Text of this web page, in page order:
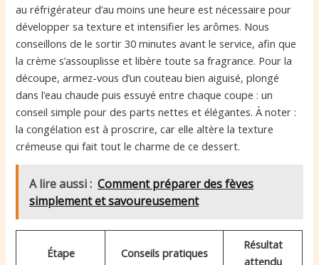
au réfrigérateur d’au moins une heure est nécessaire pour
développer sa texture et intensifier les arômes. Nous
conseillons de le sortir 30 minutes avant le service, afin que
la crème s’assouplisse et libère toute sa fragrance. Pour la
découpe, armez-vous d’un couteau bien aiguisé, plongé
dans l’eau chaude puis essuyé entre chaque coupe : un
conseil simple pour des parts nettes et élégantes. À noter :
la congélation est à proscrire, car elle altère la texture
crémeuse qui fait tout le charme de ce dessert.
A lire aussi : Comment préparer des fèves
simplement et savoureusement
Étape Conseils pratiques
Résultat
attendu